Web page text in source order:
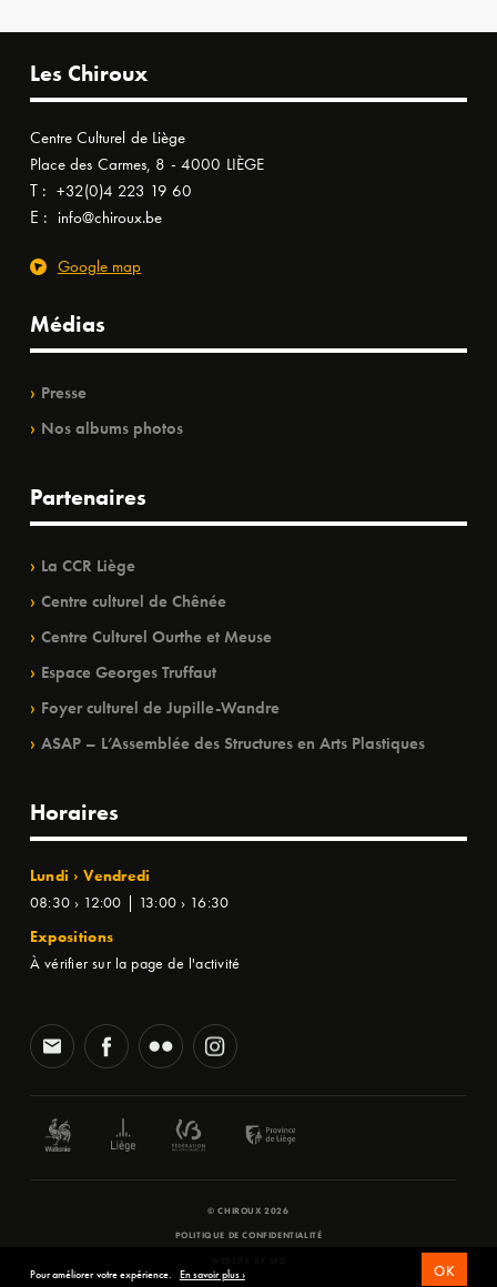
Les Chiroux
Centre Culturel de Liège
Place des Carmes, 8 - 4000 LIÈGE
T : +32(0)4 223 19 60
E : info@chiroux.be
Google map
Médias
Presse
Nos albums photos
Partenaires
La CCR Liège
Centre culturel de Chênée
Centre Culturel Ourthe et Meuse
Espace Georges Truffaut
Foyer culturel de Jupille-Wandre
ASAP – L’Assemblée des Structures en Arts Plastiques
Horaires
Lundi › Vendredi
08:30 › 12:00 | 13:00 › 16:30
Expositions
À vérifier sur la page de l'activité
© CHIROUX 2026
POLITIQUE DE CONFIDENTIALITÉ
Pour améliorer votre expérience. En savoir plus › OK